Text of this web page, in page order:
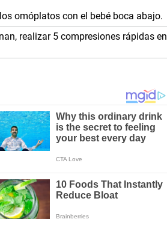
omóplatos con el bebé boca abajo.
realizar 5 compresiones rápidas en